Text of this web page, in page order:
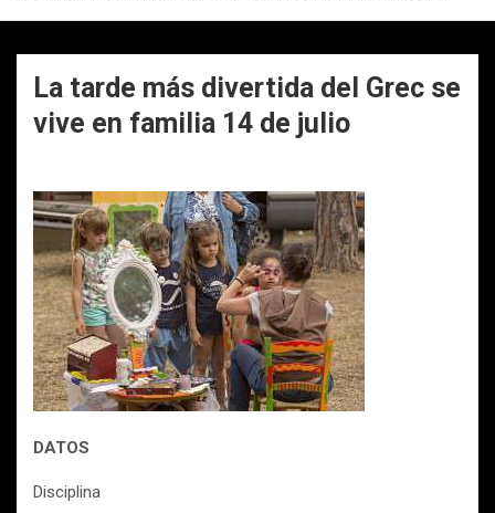
La tarde más divertida del Grec se
vive en familia 14 de julio
DATOS
Disciplina